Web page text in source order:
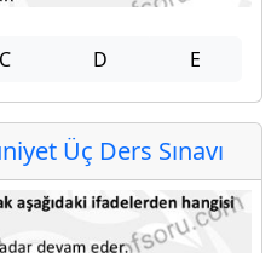
C D E
Üç Ders Sınavı